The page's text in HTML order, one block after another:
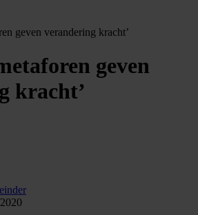
geven verandering kracht’
geven
kracht’